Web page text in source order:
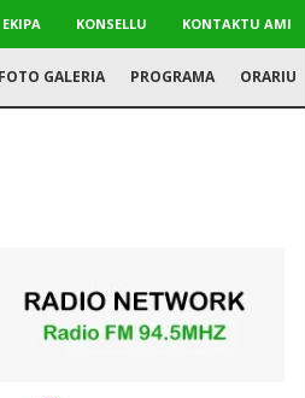
EKIPA KONSELLU KONTAKTU AMI
FOTO GALERIA PROGRAMA ORARIU